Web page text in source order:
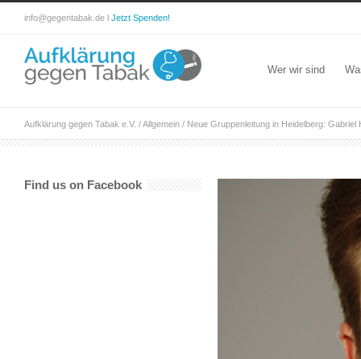
info@gegentabak.de l Jetzt Spenden!
Wer wir sind
Aufklärung gegen Tabak e.V. /Allgemein / Neue Gruppenleitung in Heidelberg: Gabriel
Find us on Facebook